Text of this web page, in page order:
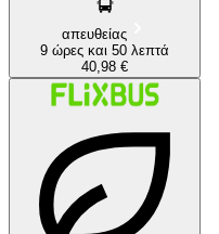
απευθείας
9 ώρες και 50 λεπτά
40,98 €